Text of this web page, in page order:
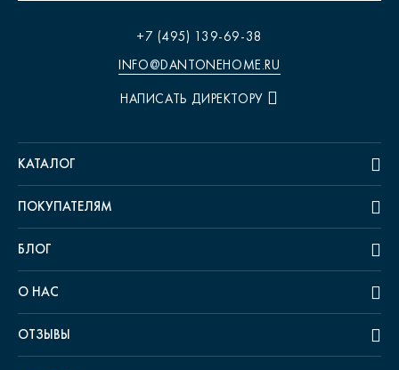
+7 (495) 139-69-38
INFO@DANTONEHOME.RU
НАПИСАТЬ ДИРЕКТОРУ
КАТАЛОГ
ПОКУПАТЕЛЯМ
БЛОГ
О НАС
ОТЗЫВЫ